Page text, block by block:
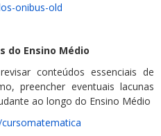
onibus-old
do Ensino Médio
conteúdos essenciais de
preencher eventuais lacunas
ao longo do Ensino Médio